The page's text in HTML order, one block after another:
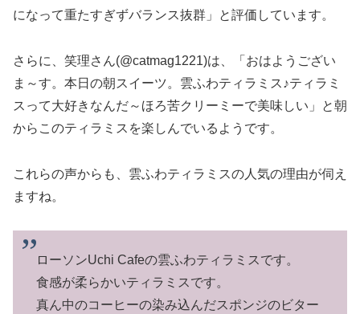
になって重たすぎずバランス抜群」と評価しています。
さらに、笑理さん(@catmag1221)は、「おはようござい
ま～す。本日の朝スイーツ。雲ふわティラミス♪ティラミ
スって大好きなんだ～ほろ苦クリーミーで美味しい」と朝
からこのティラミスを楽しんでいるようです。
これらの声からも、雲ふわティラミスの人気の理由が伺え
ますね。
ローソンUchi Cafeの雲ふわティラミスです。
食感が柔らかいティラミスです。
真ん中のコーヒーの染み込んだスポンジのビター